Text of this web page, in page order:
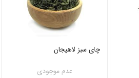
چای سبز لاهیجان
عدم موجودی